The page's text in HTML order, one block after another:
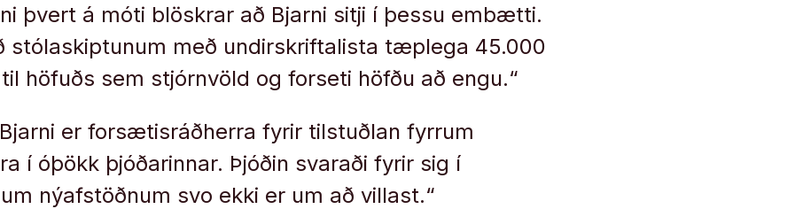
þvert á móti blöskrar að Bjarni sitji í þessu embætti.
stólaskiptunum með undirskriftalista tæplega 45.000
höfuðs sem stjórnvöld og forseti höfðu að engu.“
er forsætisráðherra fyrir tilstuðlan fyrrum
í óþökk þjóðarinnar. Þjóðin svaraði fyrir sig í
nýafstöðnum svo ekki er um að villast.“